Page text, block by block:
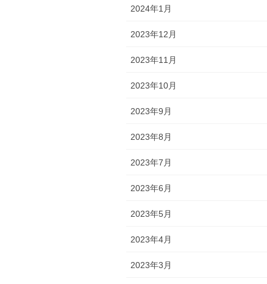
2024年1月
2023年12月
2023年11月
2023年10月
2023年9月
2023年8月
2023年7月
2023年6月
2023年5月
2023年4月
2023年3月